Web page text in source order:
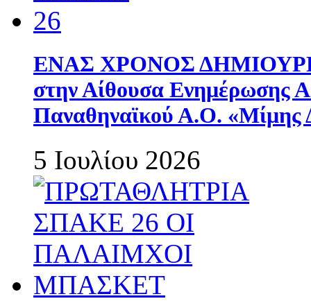
ΕΝΑΣ ΧΡΟΝΟΣ
στην Αίθουσα Ενημέρωσης
Παναθηναϊκού Α.Ο. «Μίμης
5 Ιουλίου 2026